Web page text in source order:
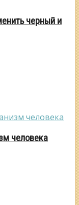
черный и
человека